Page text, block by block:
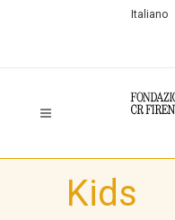
Italiano
Kids